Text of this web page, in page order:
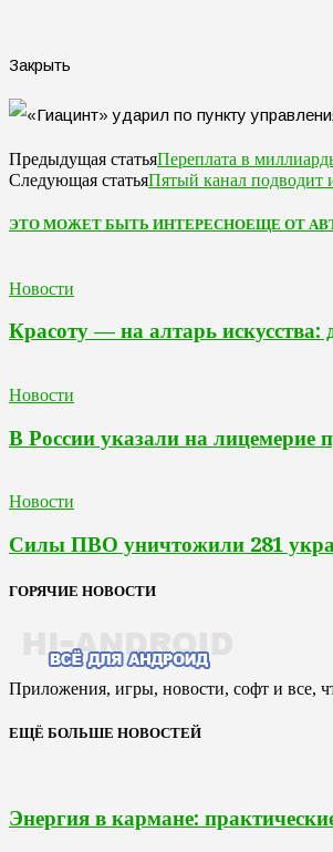
Закрыть
Предыдущая статьяПереплата в
Следующая статьяПятый канал подводит
ЭТО МОЖЕТ БЫТЬ ИНТЕРЕСНОЕЩЕ ОТ
Новости
Красоту — на алтарь искусства:
Новости
В России указали на
Новости
Силы ПВО уничтожили 281
ГОРЯЧИЕ НОВОСТИ
Приложения, игры, новости, софт и все,
ЕЩЁ БОЛЬШЕ НОВОСТЕЙ
Энергия в кармане: